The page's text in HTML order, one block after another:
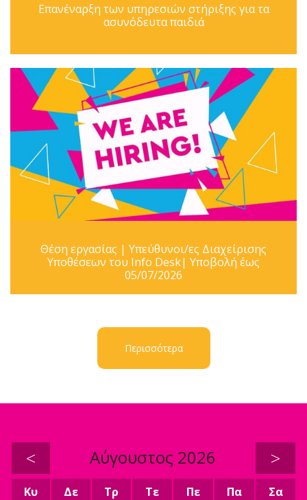
Επανέναρξη των υπηρεσιών στήριξης για τα
ασυνόδευτα παιδιά
Θέση εργασίας | Υπεύθυνοι/ες Διαχείρισης
Υποθέσεων του Info Desk| Υποβολή έως
05/07/2026
Περισσότερα
< Αύγουστος 2026 >
Κυ Δε Τρ Τε Πε Πα
Σα